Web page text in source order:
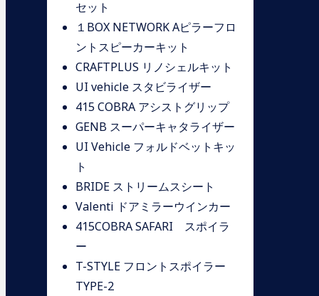
セット
１BOX NETWORK Aピラーフロ
ントスピーカーキット
CRAFTPLUS リノシェルキット
UI vehicle スタビライザー
415 COBRA アシストグリップ
GENB スーパーキャタライザー
UI Vehicle フォルドベットキッ
ト
BRIDE ストリームスシート
Valenti ドアミラーウインカー
415COBRA SAFARI スポイラ
ー
T-STYLE フロントスポイラー
TYPE-2